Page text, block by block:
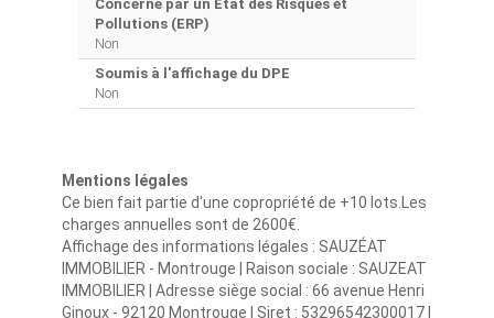
Concerné par un Etat des Risques et
Pollutions (ERP)
Non
Soumis à l'affichage du DPE
Non
Mentions légales
Ce bien fait partie d'une copropriété de +10 lots.Les
charges annuelles sont de 2600€.
Affichage des informations légales : SAUZÉAT
IMMOBILIER - Montrouge | Raison sociale : SAUZEAT
IMMOBILIER | Adresse siège social : 66 avenue Henri
Ginoux - 92120 Montrouge | Siret : 53296542300017 |